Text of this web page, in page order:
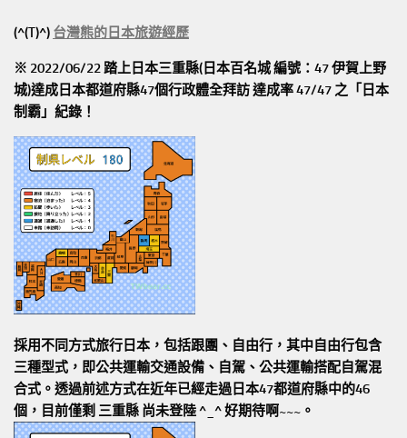
(^(T)^) 台灣熊的日本旅遊經歷
※ 2022/06/22 踏上日本三重縣(日本百名城 編號：47 伊賀上野
城)達成日本都道府縣47個行政體全拜訪達成率 47/47 之「日本
制霸」紀錄！
採用不同方式旅行日本，包括跟團、自由行，其中自由行包含
三種型式，即公共運輸交通設備、自駕、公共運輸搭配自駕混
合式。透過前述方式在近年已經走過日本47都道府縣中的46
個，目前僅剩 三重縣 尚未登陸 ^_^ 好期待啊~~~。